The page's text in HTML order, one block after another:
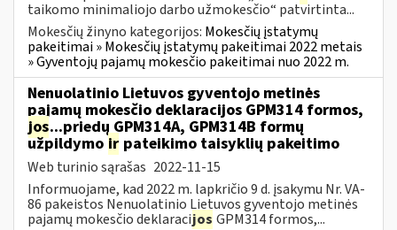
taikomo minimaliojo darbo užmokesčio“ patvirtinta...
Mokesčių žinyno kategorijos: Mokesčių įstatymų
pakeitimai » Mokesčių įstatymų pakeitimai 2022 metais
» Gyventojų pajamų mokesčio pakeitimai nuo 2022 m.
Nenuolatinio Lietuvos gyventojo metinės
pajamų mokesčio deklaracijos GPM314 formos,
jos...priedų GPM314A, GPM314B formų
užpildymo ir pateikimo taisyklių pakeitimo
Web turinio sąrašas 2022-11-15
Informuojame, kad 2022 m. lapkričio 9 d. įsakymu Nr. VA-
86 pakeistos Nenuolatinio Lietuvos gyventojo metinės
pajamų mokesčio deklaracijos GPM314 formos,...